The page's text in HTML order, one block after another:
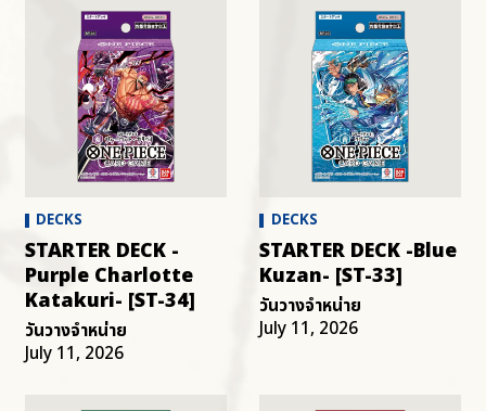
DECKS
STARTER DECK -
Purple Charlotte
Katakuri- [ST-34]
วันวางจำหน่าย
July 11, 2026
DECKS
STARTER DECK -Blue
Kuzan- [ST-33]
วันวางจำหน่าย
July 11, 2026